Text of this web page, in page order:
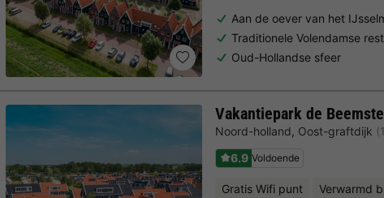
Aan de oever van het
Traditionele Volendamse
Oud-Hollandse sfeer
Vakantiepark de
Noord-holland, Oost-graftdijk
6.9 Voldoende
Gratis Wifi punt Verwarmd